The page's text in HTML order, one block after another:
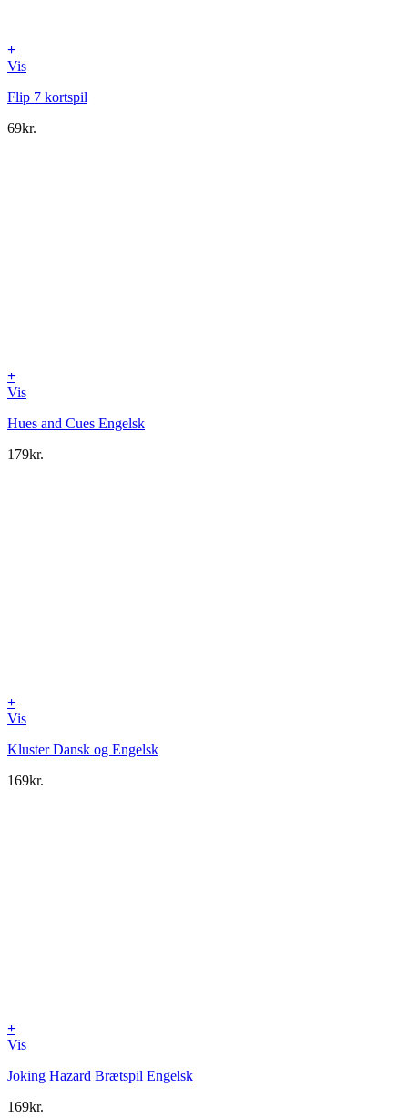
+
Vis
Flip 7 kortspil
69kr.
+
Vis
Hues and Cues Engelsk
179kr.
+
Vis
Kluster Dansk og Engelsk
169kr.
+
Vis
Joking Hazard Brætspil Engelsk
169kr.